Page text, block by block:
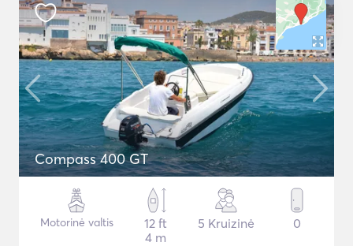
Compass 400 GT
Motorinė valtis
12 ft
4 m
5 Kruizinė 0